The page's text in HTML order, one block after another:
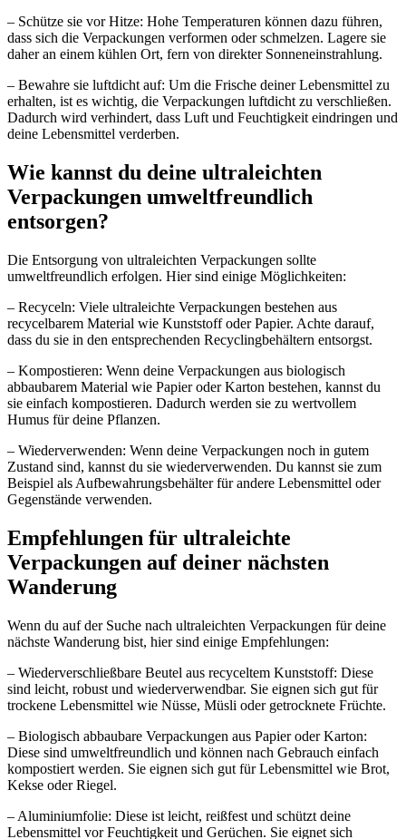
– Schütze sie vor Hitze: Hohe Temperaturen können dazu führen,
dass sich die Verpackungen verformen oder schmelzen. Lagere sie
daher an einem kühlen Ort, fern von direkter Sonneneinstrahlung.
– Bewahre sie luftdicht auf: Um die Frische deiner Lebensmittel zu
erhalten, ist es wichtig, die Verpackungen luftdicht zu verschließen.
Dadurch wird verhindert, dass Luft und Feuchtigkeit eindringen und
deine Lebensmittel verderben.
Wie kannst du deine ultraleichten
Verpackungen umweltfreundlich
entsorgen?
Die Entsorgung von ultraleichten Verpackungen sollte
umweltfreundlich erfolgen. Hier sind einige Möglichkeiten:
– Recyceln: Viele ultraleichte Verpackungen bestehen aus
recycelbarem Material wie Kunststoff oder Papier. Achte darauf,
dass du sie in den entsprechenden Recyclingbehältern entsorgst.
– Kompostieren: Wenn deine Verpackungen aus biologisch
abbaubarem Material wie Papier oder Karton bestehen, kannst du
sie einfach kompostieren. Dadurch werden sie zu wertvollem
Humus für deine Pflanzen.
– Wiederverwenden: Wenn deine Verpackungen noch in gutem
Zustand sind, kannst du sie wiederverwenden. Du kannst sie zum
Beispiel als Aufbewahrungsbehälter für andere Lebensmittel oder
Gegenstände verwenden.
Empfehlungen für ultraleichte
Verpackungen auf deiner nächsten
Wanderung
Wenn du auf der Suche nach ultraleichten Verpackungen für deine
nächste Wanderung bist, hier sind einige Empfehlungen:
– Wiederverschließbare Beutel aus recyceltem Kunststoff: Diese
sind leicht, robust und wiederverwendbar. Sie eignen sich gut für
trockene Lebensmittel wie Nüsse, Müsli oder getrocknete Früchte.
– Biologisch abbaubare Verpackungen aus Papier oder Karton:
Diese sind umweltfreundlich und können nach Gebrauch einfach
kompostiert werden. Sie eignen sich gut für Lebensmittel wie Brot,
Kekse oder Riegel.
– Aluminiumfolie: Diese ist leicht, reißfest und schützt deine
Lebensmittel vor Feuchtigkeit und Gerüchen. Sie eignet sich